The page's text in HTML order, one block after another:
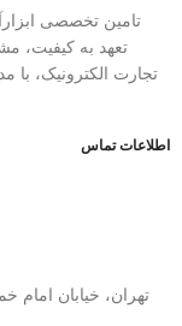
تامین تخصصی
تعهد به کیفیت،
تجارت الکترونیک، با
اطلاعات تماس
تهران، خیابان امام